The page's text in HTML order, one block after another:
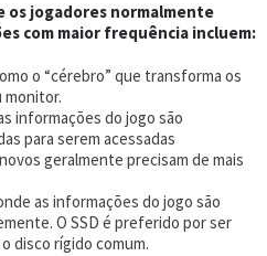
os jogadores normalmente
com maior frequência incluem:
o “cérebro” que transforma os
monitor.
informações do jogo são
para serem acessadas
geralmente precisam de mais
as informações do jogo são
O SSD é preferido por ser
disco rígido comum.